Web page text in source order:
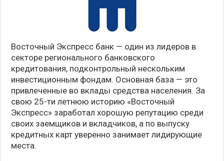
Восточный Экспресс банк — один из лидеров в
секторе регионального банковского
кредитования, подконтрольный нескольким
инвестиционным фондам. Основная база — это
привлеченные во вклады средства населения. За
свою 25-ти летнюю историю «Восточный
Экспресс» заработал хорошую репутацию среди
своих заемщиков и вкладчиков, а по выпуску
кредитных карт уверенно занимает лидирующие
места.